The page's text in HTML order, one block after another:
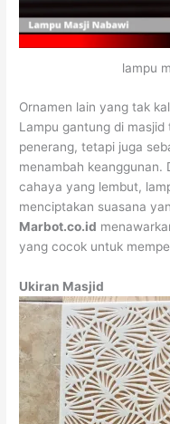
lampu
Ornamen lain yang tak
Lampu gantung di
penerang, tetapi juga
menambah keanggunan.
cahaya yang lembut,
menciptakan suasana
Marbot.co.id
yang cocok untuk
Ukiran Masjid